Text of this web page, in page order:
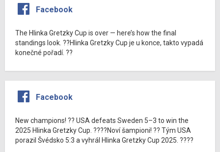
Facebook
The Hlinka Gretzky Cup is over — here’s how the final
standings look. ??Hlinka Gretzky Cup je u konce, takto vypadá
konečné pořadí. ??
Facebook
New champions! ?? USA defeats Sweden 5–3 to win the
2025 Hlinka Gretzky Cup. ????Noví šampioni! ?? Tým USA
porazil Švédsko 5:3 a vyhrál Hlinka Gretzky Cup 2025. ????